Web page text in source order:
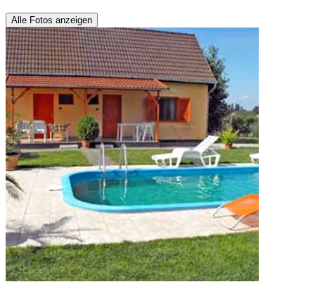
Alle Fotos anzeigen